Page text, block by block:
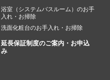
浴室（システムバスルーム）のお手
入れ・お掃除
洗面化粧台のお手入れ・お掃除
延長保証制度のご案内・お申込
み